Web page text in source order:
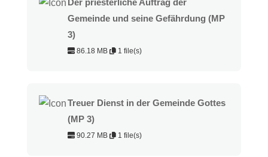
Der priesterliche Auftrag der
Gemeinde und seine Gefährdung (MP
3)
86.18 MB 1 file(s)
Treuer Dienst in der Gemeinde Gottes
(MP 3)
90.27 MB 1 file(s)